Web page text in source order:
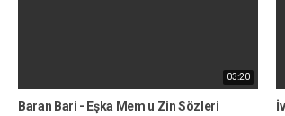
03:20
Baran Bari - Eşka Mem u Zin Sözleri